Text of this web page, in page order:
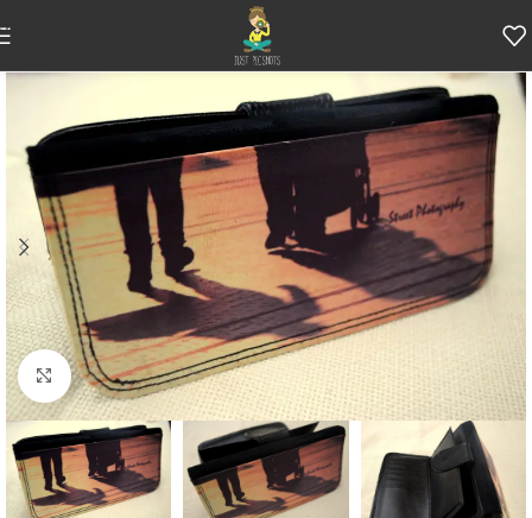
Skip to navigation
Skip to main content
Κάντε κλικ για μεγέθυνση